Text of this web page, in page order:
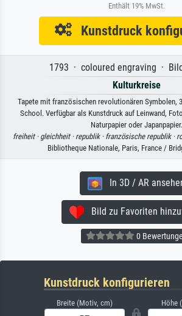
Enthält 19% MwSt.
Kunstdruck
1793 · coloured engraving ·
Kulturkreise
Tapete mit französischen revolutionären Symbolen,
School. Verfügbar als Kunstdruck auf Leinwand,
Naturpapier oder Japanpapier.
freiheit · gleichheit · republik · französische republik ·
Bibliotheque Nationale, Paris, France /
In 3D / AR
Bild zu Favoriten
0
Kunstdruck konfigurieren
Breite (Motiv, cm) Höhe